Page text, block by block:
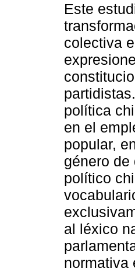
Este
colectiva
política
en el
popular,
género
político
al léxico
normativa